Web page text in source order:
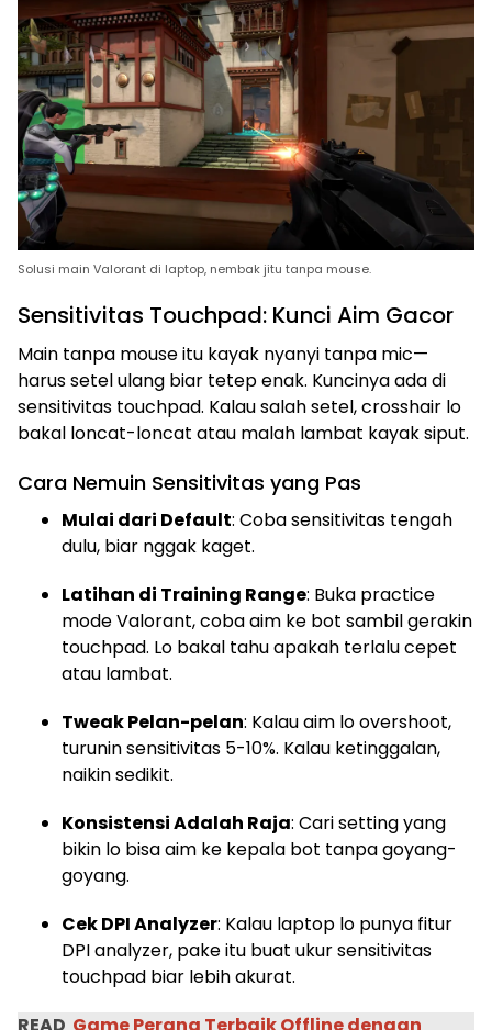
Solusi main Valorant di laptop, nembak jitu tanpa mouse.
Sensitivitas Touchpad: Kunci Aim Gacor
Main tanpa mouse itu kayak nyanyi tanpa mic—
harus setel ulang biar tetep enak. Kuncinya ada di
sensitivitas touchpad. Kalau salah setel, crosshair lo
bakal loncat-loncat atau malah lambat kayak siput.
Cara Nemuin Sensitivitas yang Pas
Mulai dari Default: Coba sensitivitas tengah
dulu, biar nggak kaget.
Latihan di Training Range: Buka practice
mode Valorant, coba aim ke bot sambil gerakin
touchpad. Lo bakal tahu apakah terlalu cepet
atau lambat.
Tweak Pelan-pelan: Kalau aim lo overshoot,
turunin sensitivitas 5-10%. Kalau ketinggalan,
naikin sedikit.
Konsistensi Adalah Raja: Cari setting yang
bikin lo bisa aim ke kepala bot tanpa goyang-
goyang.
Cek DPI Analyzer: Kalau laptop lo punya fitur
DPI analyzer, pake itu buat ukur sensitivitas
touchpad biar lebih akurat.
READ Game Perang Terbaik Offline dengan